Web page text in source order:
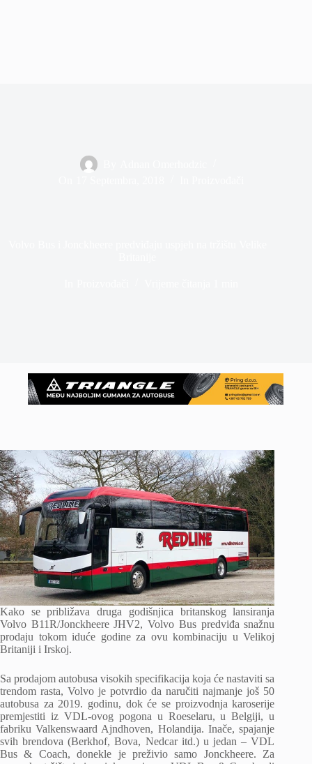
Kako se približava druga godišnjica britanskog lansiranja
Volvo B11R/Jonckheere JHV2, Volvo Bus predviđa snažnu
prodaju tokom iduće godine za ovu kombinaciju u Velikoj
Britaniji i Irskoj.
Sa prodajom autobusa visokih specifikacija koja će nastaviti sa
trendom rasta, Volvo je potvrdio da naručiti najmanje još 50
autobusa za 2019. godinu, dok će se proizvodnja karoserije
premjestiti iz VDL-ovog pogona u Roeselaru, u Belgiji, u
fabriku Valkenswaard Ajndhoven, Holandija. Inače, spajanje
svih brendova (Berkhof, Bova, Nedcar itd.) u jedan – VDL
Bus & Coach, donekle je preživio samo Jonckheere. Za